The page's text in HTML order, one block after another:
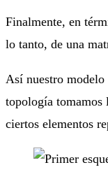
Finalmente, en
lo tanto, de una
Así nuestro modelo
topología tomamos
ciertos elementos